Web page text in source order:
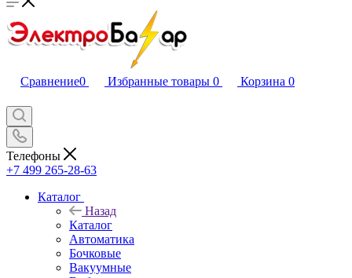
Сравнение0 Избранные товары 0 Корзина 0
Телефоны
+7 499 265-28-63
Каталог
Назад
Каталог
Автоматика
Бочковые
Вакуумные